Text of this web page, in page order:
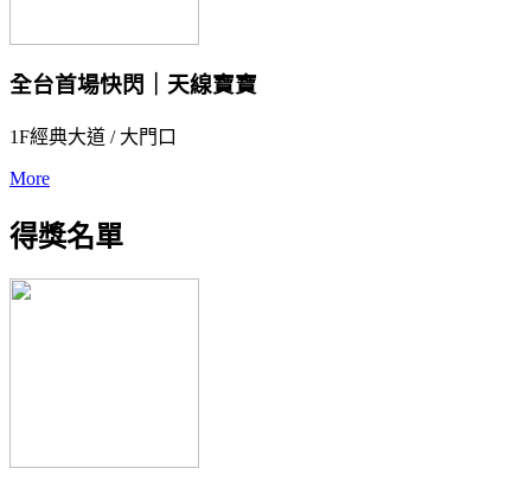
全台首場快閃｜天線寶寶
1F經典大道 / 大門口
More
得獎名單